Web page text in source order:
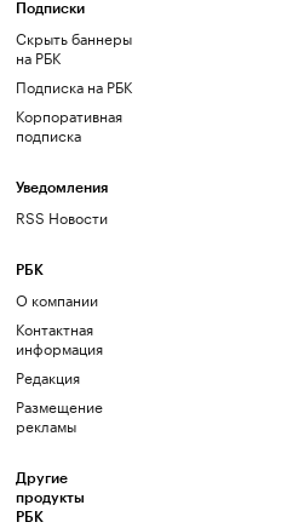
Подписки
Скрыть баннеры
на РБК
Подписка на РБК
Корпоративная
подписка
Уведомления
RSS Новости
РБК
О компании
Контактная
информация
Редакция
Размещение
рекламы
Другие
продукты
РБК